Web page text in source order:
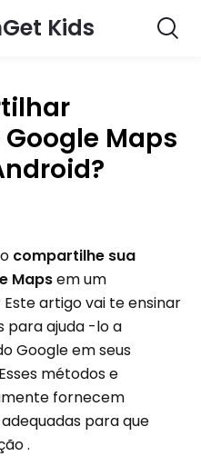
Kids
Maps
compartilhe sua
Mapsem um
Este artigo vai te ensinar
para ajuda -lo a
Google em seus
métodos e
fornecem
para que
.